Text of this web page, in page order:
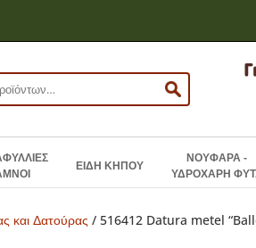
ΕΙΔΗ ΚΗΠΟΥ
ΝΟΥΦΑΡΑ -
ΥΔΡΟΧΑΡΗ
και Δατούρας / 516412 Datura metel